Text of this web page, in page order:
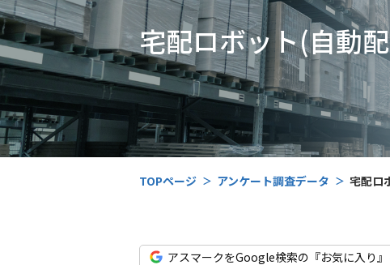
宅配ロボット(自動
TOPページ アンケート調査データ 宅配ロ
アスマークをGoogle検索の『お気に入り